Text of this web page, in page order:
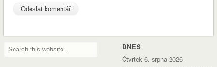
DNES
Čtvrtek 6. srpna 2026